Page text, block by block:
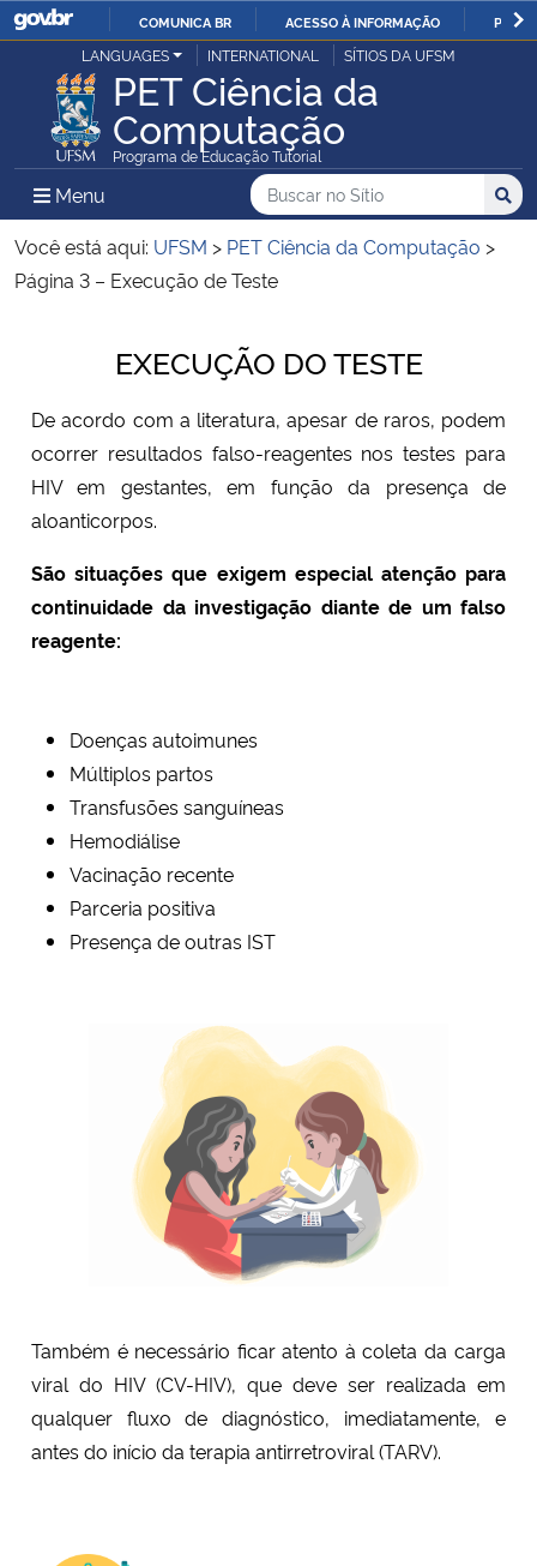
IR
PARA
O
CONTEÚDO
COMUNICA BR ACESSO À INFORMAÇÃO
Ministério da Justiça e Segurança Pública
Ministério da Defesa
Ministério das Relações Exteriores
Ministério da Infraestrutura
Ministério da Agricultura, Pecuária e Abastecimento
Ministério da Educação
Ministério da Saúde
Ministério da Ciência, Tecnologia, Inovações e Comunicações
Ministério do Meio Ambiente
Ministério do Turismo
Ministério do Desenvolvimento Regional
Ministério da Mulher, da Família e dos Direitos Humanos
Secretaria de Governo
Gabinete de Segurança Institucional
Banco Central do Brasil
Planalto
LANGUAGES INTERNATIONAL SÍTIOS DA UFSM
PET Ciência da
Computação
Programa de Educação Tutorial
Menu Menu Principal do Sítio
Busca
Buscar no no Sítio
Busca:
Você está aqui: UFSM > PET Ciência da Computação >
Página 3 – Execução de Teste
EXECUÇÃO DO TESTE
De acordo com a literatura, apesar de raros, podem
ocorrer resultados falso-reagentes nos testes para
HIV em gestantes, em função da presença de
aloanticorpos.
São situações que exigem especial atenção para
continuidade da investigação diante de um falso
reagente:
Doenças autoimunes
Múltiplos partos
Transfusões sanguíneas
Hemodiálise
Vacinação recente
Parceria positiva
Presença de outras IST
Também é necessário ficar atento à coleta da carga
viral do HIV (CV-HIV), que deve ser realizada em
qualquer fluxo de diagnóstico, imediatamente, e
antes do início da terapia antirretroviral (TARV).